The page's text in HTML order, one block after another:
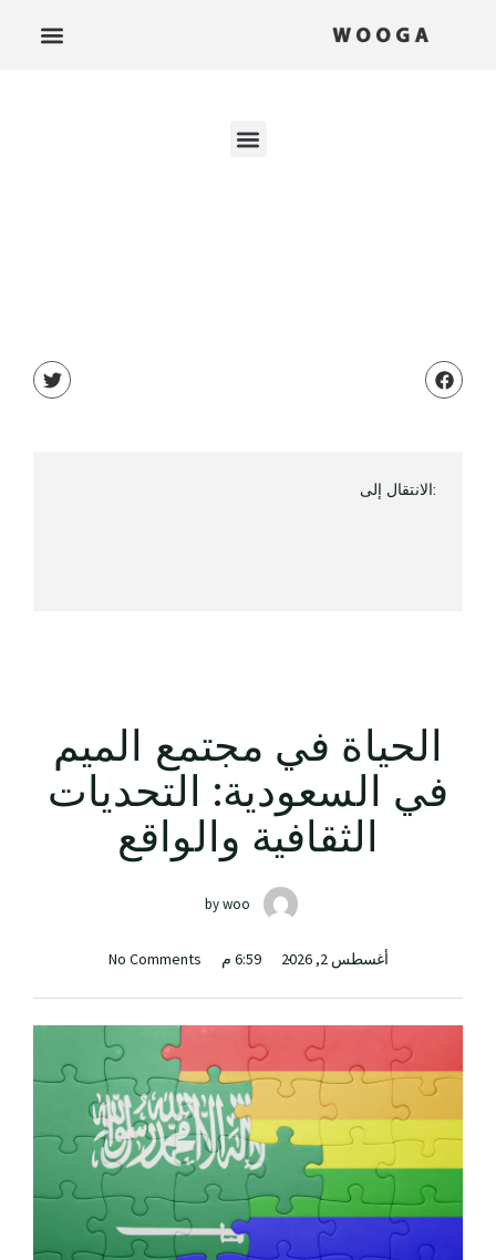
:الانتقال إلى
الحياة في مجتمع الميم
في السعودية: التحديات
الثقافية والواقع
bywoo
أغسطس 2, 2026 6:59 م No Comments